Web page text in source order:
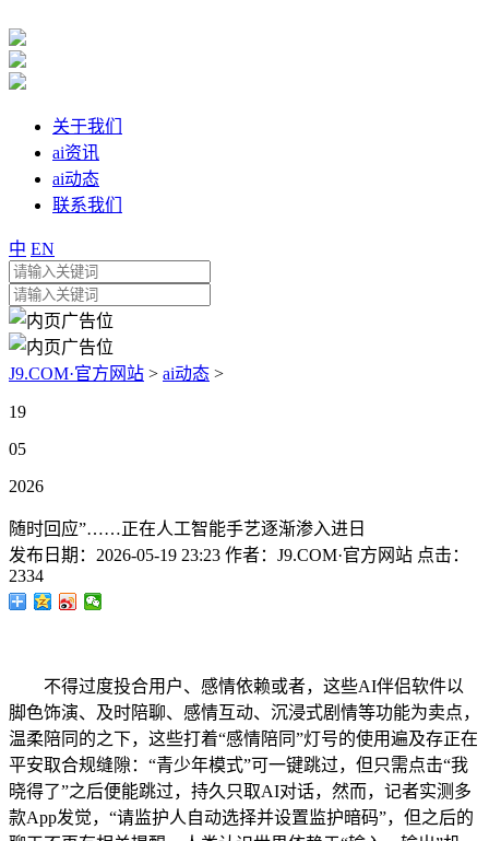
关于我们
ai资讯
ai动态
联系我们
中 EN
J9.COM·官方网站 > ai动态 >
19
05
2026
随时回应”……正在人工智能手艺逐渐渗入进日
发布日期： 2026-05-19 23:23 作者： J9.COM·官方网站 点击：
2334
不得过度投合用户、感情依赖或者，这些AI伴侣软件以
脚色饰演、及时陪聊、感情互动、沉浸式剧情等功能为卖点，
温柔陪同的之下，这些打着“感情陪同”灯号的使用遍及存正在
平安取合规缝隙：“青少年模式”可一键跳过，但只需点击“我
晓得了”之后便能跳过，持久只取AI对话，然而，记者实测多
款App发觉，“请监护人自动选择并设置监护暗码”，但之后的